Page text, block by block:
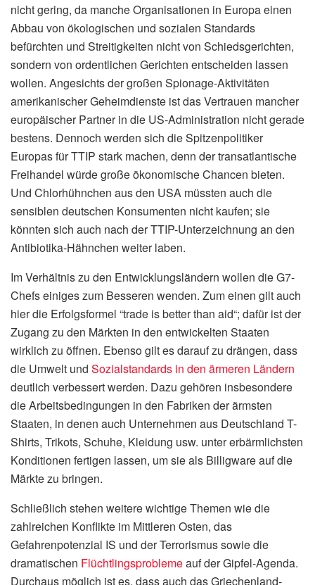
nicht gering, da manche Organisationen in Europa einen
Abbau von ökologischen und sozialen Standards
befürchten und Streitigkeiten nicht von Schiedsgerichten,
sondern von ordentlichen Gerichten entscheiden lassen
wollen. Angesichts der großen Spionage-Aktivitäten
amerikanischer Geheimdienste ist das Vertrauen mancher
europäischer Partner in die US-Administration nicht gerade
bestens. Dennoch werden sich die Spitzenpolitiker
Europas für TTIP stark machen, denn der transatlantische
Freihandel würde große ökonomische Chancen bieten.
Und Chlorhühnchen aus den USA müssten auch die
sensiblen deutschen Konsumenten nicht kaufen; sie
könnten sich auch nach der TTIP-Unterzeichnung an den
Antibiotika-Hähnchen weiter laben.
Im Verhältnis zu den Entwicklungsländern wollen die G7-
Chefs einiges zum Besseren wenden. Zum einen gilt auch
hier die Erfolgsformel “trade is better than aid“; dafür ist der
Zugang zu den Märkten in den entwickelten Staaten
wirklich zu öffnen. Ebenso gilt es darauf zu drängen, dass
die Umwelt und Sozialstandards in den ärmeren Ländern
deutlich verbessert werden. Dazu gehören insbesondere
die Arbeitsbedingungen in den Fabriken der ärmsten
Staaten, in denen auch Unternehmen aus Deutschland T-
Shirts, Trikots, Schuhe, Kleidung usw. unter erbärmlichsten
Konditionen fertigen lassen, um sie als Billigware auf die
Märkte zu bringen.
Schließlich stehen weitere wichtige Themen wie die
zahlreichen Konflikte im Mittleren Osten, das
Gefahrenpotenzial IS und der Terrorismus sowie die
dramatischen Flüchtlingsproblemeauf der Gipfel-Agenda.
Durchaus möglich ist es, dass auch das Griechenland-